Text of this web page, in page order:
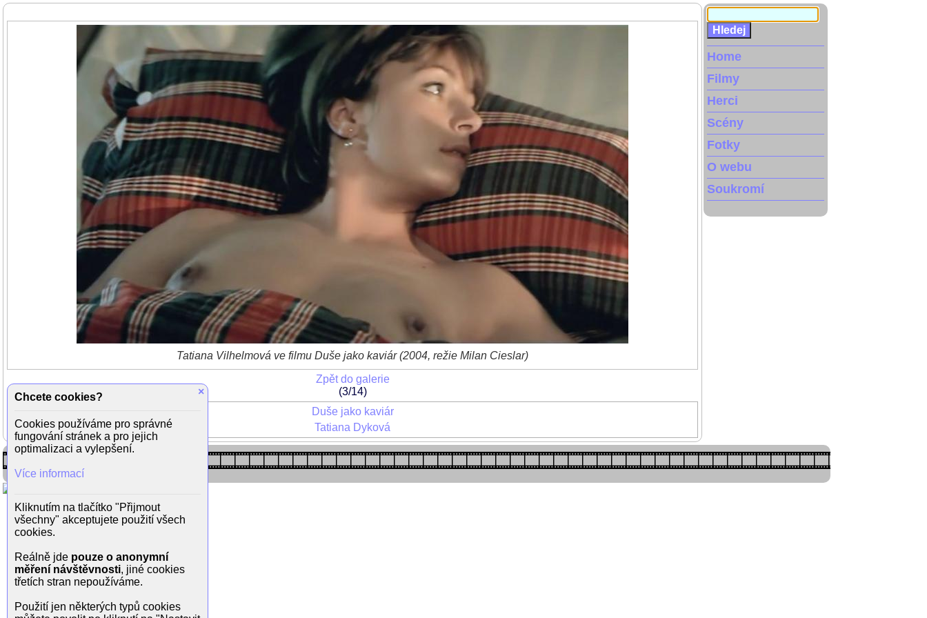
Tatiana Vilhelmová ve filmu Duše jako kaviár (2004, režie Milan Cieslar)
Zpět do galerie
(3/14)
Duše jako kaviár
Tatiana Dyková
Home
Filmy
Herci
Scény
Fotky
O webu
Soukromí
×
Chcete cookies?
Cookies používáme pro správné
fungování stránek a pro jejich
optimalizaci a vylepšení.
Více informací
Kliknutím na tlačítko "Přijmout
všechny" akceptujete použití všech
cookies.
Reálně jde pouze o anonymní
měření návštěvnosti, jiné cookies
třetích stran nepoužíváme.
Použití jen některých typů cookies